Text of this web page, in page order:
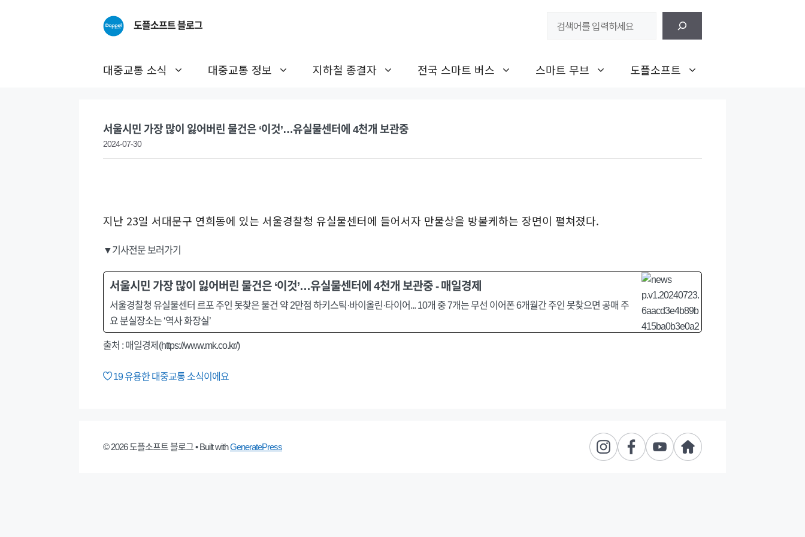
도플소프트 블로그
대중교통 소식 대중교통 정보 지하철 종결자 전국 스마트 버스 스마트 무브 도플소프트
서울시민 가장 많이 잃어버린 물건은 ‘이것’…유실물센터에 4천개 보관중
2024-07-30
지난 23일 서대문구 연희동에 있는 서울경찰청 유실물센터에 들어서자 만물상을 방불케하는 장면이 펼쳐졌다.
▼기사전문 보러가기
서울시민 가장 많이 잃어버린 물건은 ‘이것’…유실물센터에 4천개 보관중 - 매일경제
서울경찰청 유실물센터 르포 주인 못찾은 물건 약 2만점 하키스틱·바이올린·타이어... 10개 중 7개는 무선 이어폰 6개월간 주인 못찾으면 공매 주
요 분실장소는 ‘역사 화장실’
출처 : 매일경제(https://www.mk.co.kr/)
19유용한 대중교통 소식이에요
© 2026 도플소프트 블로그• Built withGeneratePress